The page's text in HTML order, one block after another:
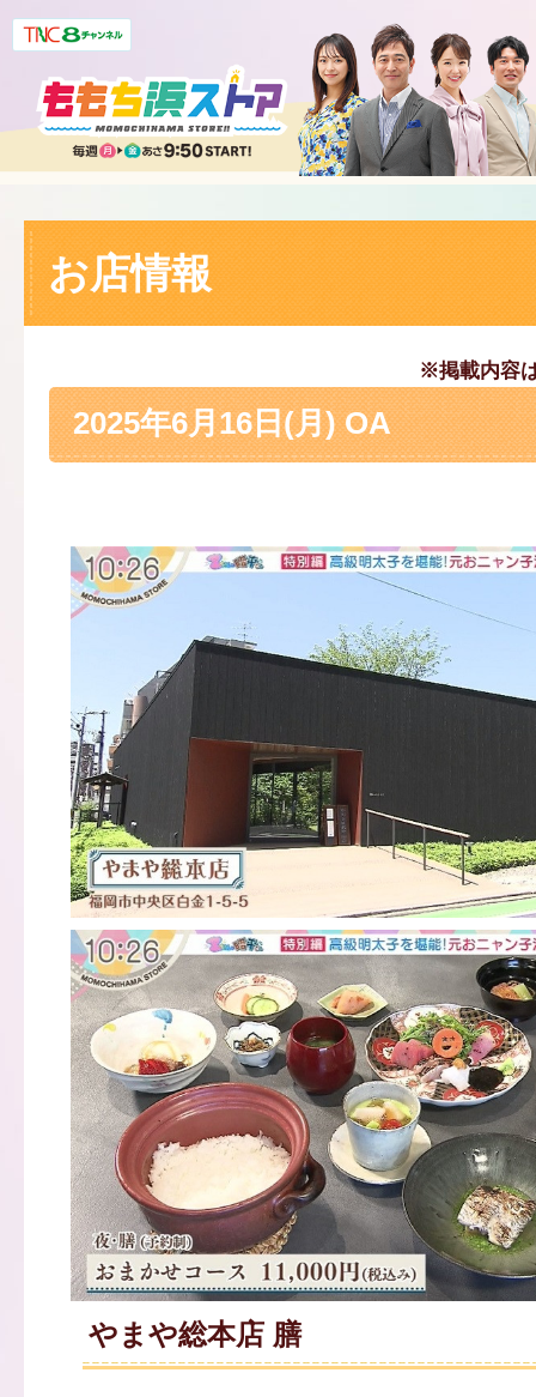
お店情報
※掲載内容
2025年6月16日(月) OA
やまや総本店 膳